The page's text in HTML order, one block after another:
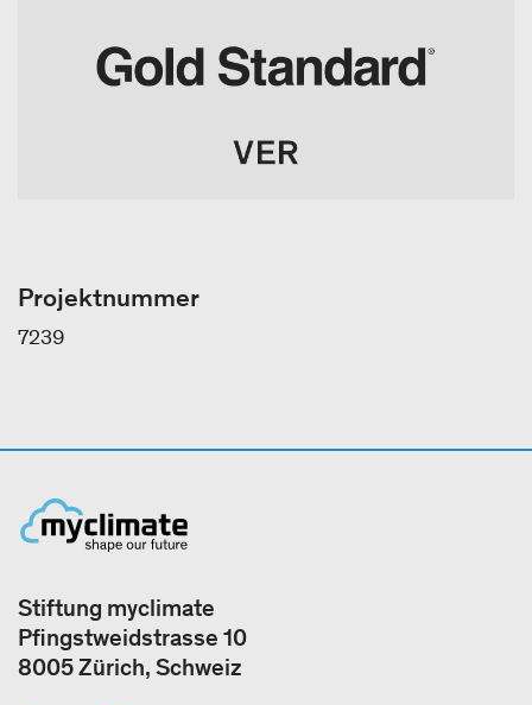
Projektnummer
7239
Stiftung myclimate
Pfingstweidstrasse 10
8005 Zürich, Schweiz